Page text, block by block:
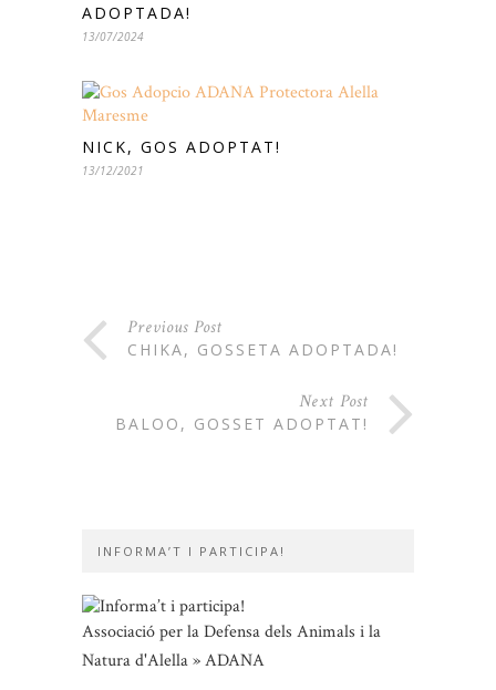
ADOPTADA!
13/07/2024
NICK, GOS ADOPTAT!
13/12/2021
Previous Post
CHIKA, GOSSETA ADOPTADA!
Next Post
BALOO, GOSSET ADOPTAT!
INFORMA’T I PARTICIPA!
Associació per la Defensa dels Animals i la
Natura d'Alella » ADANA